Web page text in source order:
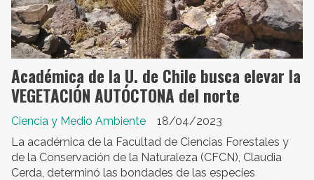
Académica de la U. de Chile busca elevar la
VEGETACIÓN AUTÓCTONA del norte
Ciencia y Medio Ambiente
18/04/2023
La académica de la Facultad de Ciencias Forestales y
de la Conservación de la Naturaleza (CFCN), Claudia
Cerda, determinó las bondades de las especies